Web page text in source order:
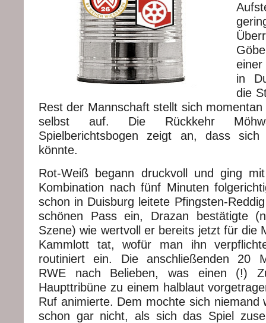
in
die
Rest der Mannschaft stellt sich
selbst auf. Die Rückkehr
Spielberichtsbogen zeigt an, dass
könnte.
Rot-Weiß begann druckvoll und ging
Kombination nach fünf Minuten
schon in Duisburg leitete Pfingsten-
schönen Pass ein, Drazan bestätigte
Szene) wie wertvoll er bereits jetzt für die
Kammlott tat, wofür man ihn
routiniert ein. Die anschließenden 20
RWE nach Belieben, was einen (!)
Haupttribüne zu einem halblaut
Ruf animierte. Dem mochte sich niemand
schon gar nicht, als sich das Spiel